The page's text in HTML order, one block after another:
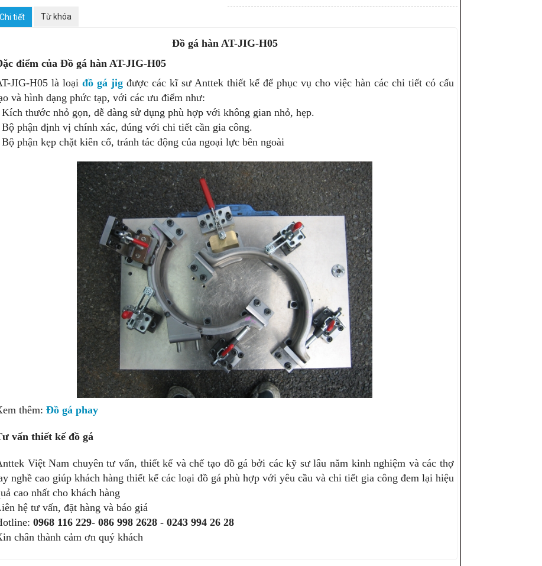
GÁ KIỂM
GÁ LẮP RÁP
PHỤ KIỆN
AGV KÉO HÀNG
KIỂU TỰ CẤP, LẤY HÀNG
TẢI CÔNG NGHIỆP
TẢI CON LĂN
TẢI PVC
TẢI NGHIÊNG
TẢI PALLET
TẢI PHÂN LOẠI
BĂNG TẢI XOẮN ỐC
PHỤ KIỆN - CART, CASTER &WHEELS
KÉO PALLET
TREO LINH KIỆN
ĐẨY TẦNG LINH HOẠT
ĐẨY NHIỀU TẦNG
XE ĐẨY BỆ THẤP
NGHIỆP
ĐÓNG GÓI
MÁY TÍNH DI CHUYỂN
THAO TÁC LẮP RÁP
BÀN NHIỀU NGĂN
BÀN THAO TÁC DI CHUYỂN
XE SAITEKI 12V
HÓA SẢN XUẤT
TÍCH VẤN ĐỀ SẢN XUẤT HIỆN TẠI
BỎ LÃNG PHÍ CÔNG ĐOẠN
Chi tiết Từ khóa
Đồ gá hàn AT-JIG-H05
điểm của Đồ gá hàn AT-JIG-H05
JIG-H05 là loại đồ gá jig được các kĩ sư Anttek thiết kế để phục vụ cho việc hàn các chi tiết có cấu
và hình dạng phức tạp, với các ưu điểm như:
thước nhỏ gọn, dễ dàng sử dụng phù hợp với không gian nhỏ, hẹp.
phận định vị chính xác, đúng với chi tiết cần gia công.
phận kẹp chặt kiên cố, tránh tác động của ngoại lực bên ngoài
thêm: Đồ gá phay
vấn thiết kế đồ gá
Việt Nam chuyên tư vấn, thiết kế và chế tạo đồ gá bởi các kỹ sư lâu năm kinh nghiệm và các thợ
nghề cao giúp khách hàng thiết kế các loại đồ gá phù hợp với yêu cầu và chi tiết gia công đem lại hiệu
cao nhất cho khách hàng
hệ tư vấn, đặt hàng và báo giá
0968 116 229- 086 998 2628 - 0243 994 26 28
chân thành cảm ơn quý khách